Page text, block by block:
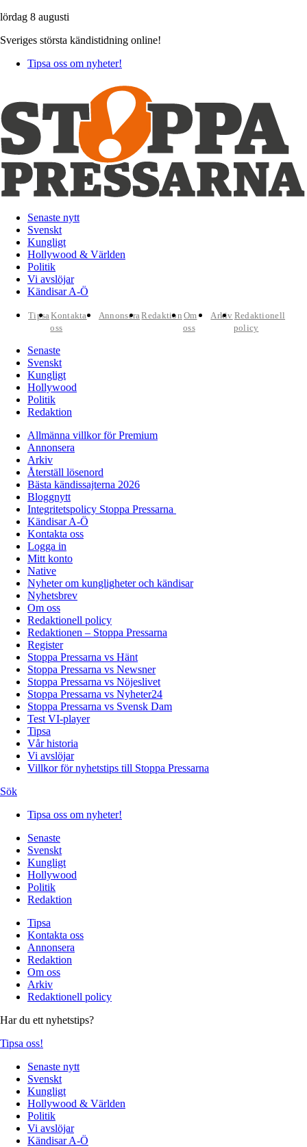
lördag 8 augusti
Sveriges största kändistidning online!
Tipsa oss om nyheter!
Senaste nytt
Svenskt
Kungligt
Hollywood & Världen
Politik
Vi avslöjar
Kändisar A-Ö
TipsaKontakta
oss
AnnonseraRedaktion Om
oss
Arkiv Redaktionell
policy
Senaste
Svenskt
Kungligt
Hollywood
Politik
Redaktion
Allmänna villkor för Premium
Annonsera
Arkiv
Återställ lösenord
Bästa kändissajterna 2026
Bloggnytt
Integritetspolicy Stoppa Pressarna
Kändisar A-Ö
Kontakta oss
Logga in
Mitt konto
Native
Nyheter om kungligheter och kändisar
Nyhetsbrev
Om oss
Redaktionell policy
Redaktionen – Stoppa Pressarna
Register
Stoppa Pressarna vs Hänt
Stoppa Pressarna vs Newsner
Stoppa Pressarna vs Nöjeslivet
Stoppa Pressarna vs Nyheter24
Stoppa Pressarna vs Svensk Dam
Test VI-player
Tipsa
Vår historia
Vi avslöjar
Villkor för nyhetstips till Stoppa Pressarna
Sök
Tipsa oss om nyheter!
Senaste
Svenskt
Kungligt
Hollywood
Politik
Redaktion
Tipsa
Kontakta oss
Annonsera
Redaktion
Om oss
Arkiv
Redaktionell policy
Har du ett nyhetstips?
Tipsa oss!
Senaste nytt
Svenskt
Kungligt
Hollywood & Världen
Politik
Vi avslöjar
Kändisar A-Ö